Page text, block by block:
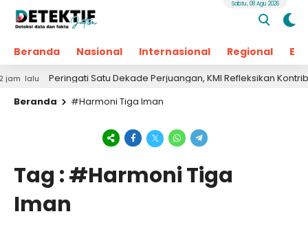
Beranda Nasional Internasional Regional
Sabtu, 08 Agu 2026
Peringati Satu Dekade Perjuangan, KMI Refleksikan Kontribusi
Beranda
#Harmoni Tiga Iman
Tag : #Harmoni Tiga
Iman